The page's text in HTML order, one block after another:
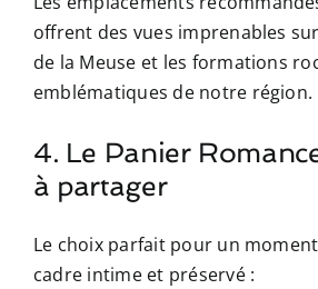
offrent des vues imprenables
de la Meuse et les formations
emblématiques de notre région.
4. Le Panier
à partager
Le choix parfait pour un
cadre intime et préservé :